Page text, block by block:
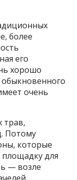
более
его
хорошо
очень
трав,
Потому
которые
площадку для
— возле